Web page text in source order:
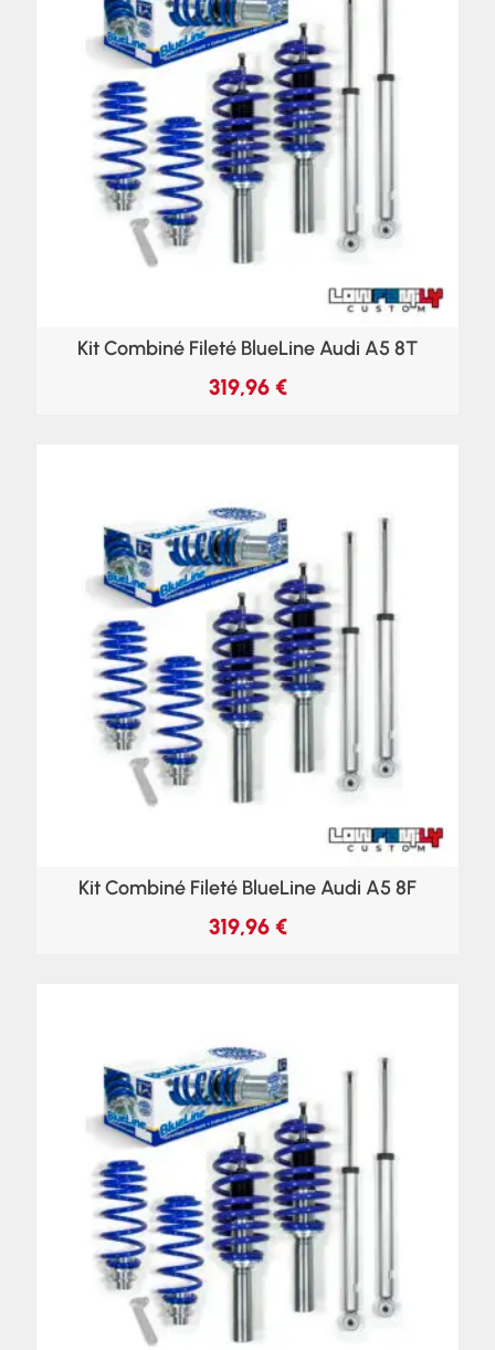
Kit Combiné Fileté BlueLine Audi A5 8T
319,96 €
Kit Combiné Fileté BlueLine Audi A5 8F
319,96 €